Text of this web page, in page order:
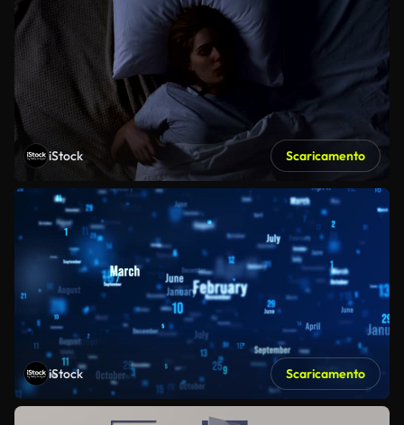
iStock Scaricamento
iStock Scaricamento